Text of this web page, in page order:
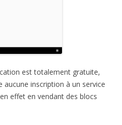
est totalement gratuite,
aucune inscription à un service
effet en vendant des blocs